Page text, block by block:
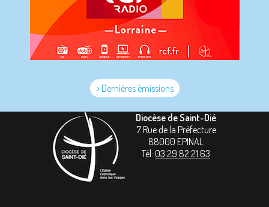
> Dernières émissions
Diocèse de Saint-Dié
7 Rue de la Préfecture
88000 EPINAL
Tél: 03 29 82 21 63